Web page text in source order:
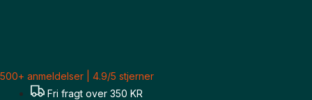
500+ anmeldelser | 4.9/5 stjerner
Fri fragt over 350 KR